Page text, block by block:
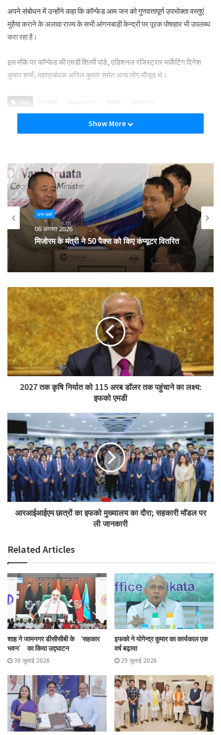
अपने संबोधन में उन्होंने कहा कि कॉन्फेड आम जन को गुणवत्तापूर्ण उपभोक्ता वस्तुएं
मुहैया कराने के अलावा राज्य के सभी आंगनबाड़ी केन्द्रों पर पूरक पोषाहार भी उपलब्ध
करा रहा है।
इस मौके पर कॉन्फेड की एमडी शिल्पी पांडे, एडिशनल रजिस्ट्रार मार्केटिंग दिनेश
कुमार शर्मा, महाप्रबंधक अनिल कुमार समेत अन्य लोग मौजूद थे।
Tags Confed cooperative profit rajasthan
Show More
अन्य खबरें
06 अगस्त 2026
मिजोरम के मंत्री ने 50 पैक्स को किए कंप्यूटर वितरित
2027 तक कृषि निर्यात को 115 अरब डॉलर तक पहुंचाने का लक्ष्य:
इफको एमडी
आरआईआईएम छात्रों का इफको मुख्यालय का दौरा; सहकारी मॉडल पर
ली जानकारी
Related Articles
शाह ने जामनगर डीसीसीबी के ‘सहकार
भवन’ का किया उद्घाटन
30 जुलाई 2026
इफको ने योगेन्द्र कुमार का कार्यकाल एक
वर्ष बढ़ाया
29 जुलाई 2026